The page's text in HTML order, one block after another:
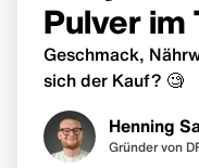
Pulver im
Geschmack,
sich der Kauf? 🧐
Henning
Gründer von